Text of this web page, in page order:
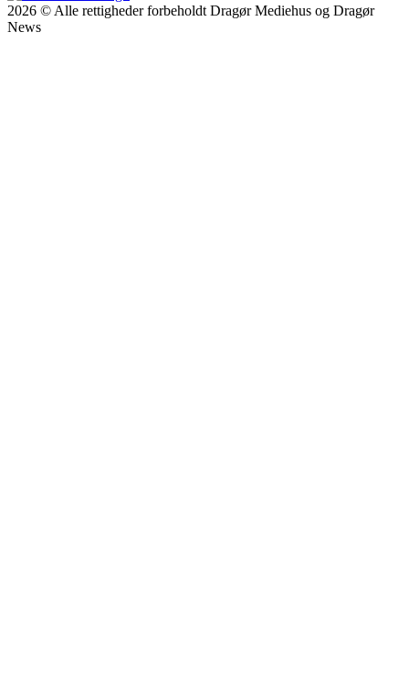
2026 © Alle rettigheder forbeholdt Dragør Mediehus og Dragør
News